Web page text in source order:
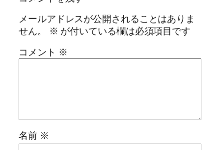
メールアドレスが公開されることはありま
せん。
※ が付いている欄は必須項目です
コメント ※
名前 ※